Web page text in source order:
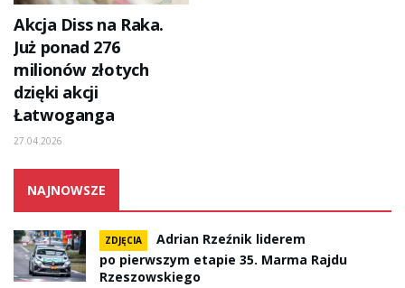
Akcja Diss na Raka.
Już ponad 276
milionów złotych
dzięki akcji
Łatwoganga
27.04.2026
NAJNOWSZE
ZDJĘCIA
Adrian Rzeźnik liderem
po pierwszym etapie 35. Marma Rajdu
Rzeszowskiego